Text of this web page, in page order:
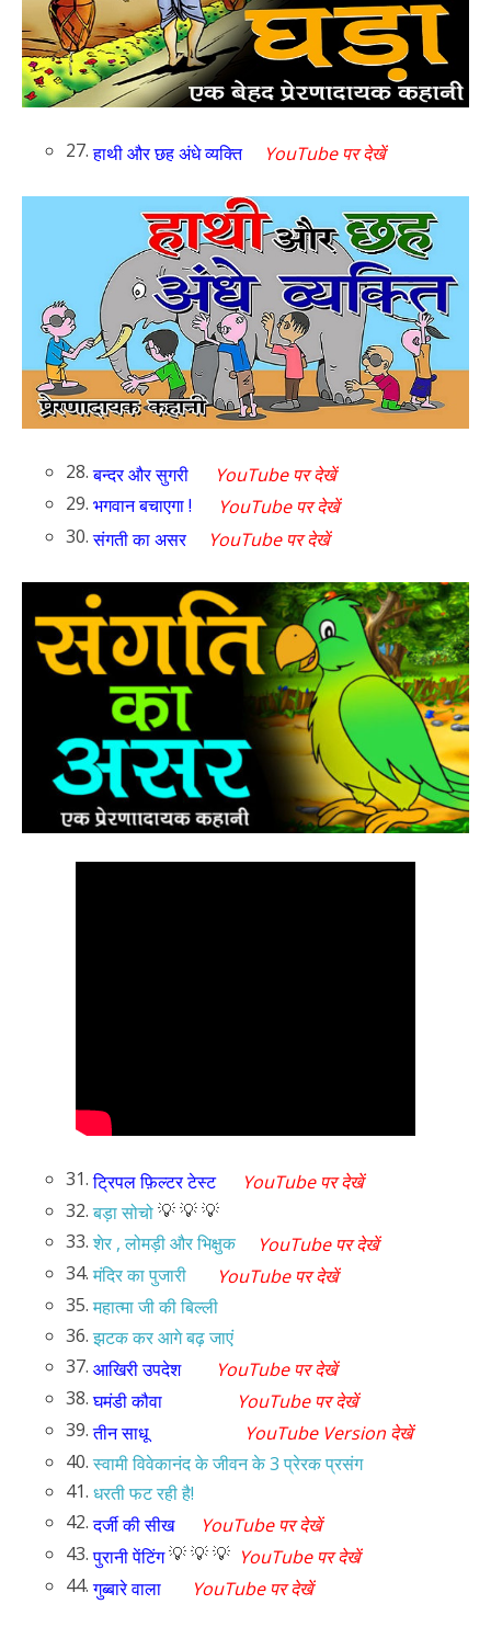
27. हाथी और छह अंधे व्यक्ति YouTube पर देखें
28.बन्दर और सुगरी
YouTube पर देखें
29. भगवान बचाएगा !
YouTube पर देखें
30.संगती का असर YouTube पर देखें
31.ट्रिपल फ़िल्टर टेस्ट
YouTube पर देखें
32.बड़ा सोचो💡 💡 💡
33.शेर , लोमड़ी और भिक्षुक
YouTube पर देखें
34.मंदिर का पुजारी
YouTube पर देखें
35.महात्मा जी की बिल्ली
36.झटक कर आगे बढ़ जाएं
37. आखिरी उपदेश
YouTube पर देखें
38.घमंडी कौवा
YouTube पर देखें
39.तीन साधू
YouTube Version देखें
40.स्वामी विवेकानंद के जीवन के 3 प्रेरक प्रसंग
41. धरती फट रही है!
42.दर्जी की सीख
YouTube पर देखें
43.पुरानी पेंटिंग💡 💡 💡 YouTube पर देखें
44.गुब्बारे वाला YouTube पर देखें